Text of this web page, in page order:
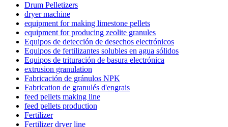
Drum Pelletizers
dryer machine
equipment for making limestone pellets
equipment for producing zeolite granules
Equipos de detección de desechos electrónicos
Equipos de fertilizantes solubles en agua sólidos
Equipos de trituración de basura electrónica
extrusion granulation
Fabricación de gránulos NPK
Fabrication de granulés d'engrais
feed pellets making line
feed pellets production
Fertilizer
Fertilizer dryer line